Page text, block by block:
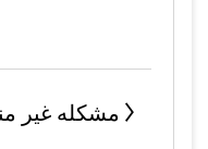
مشكله غير